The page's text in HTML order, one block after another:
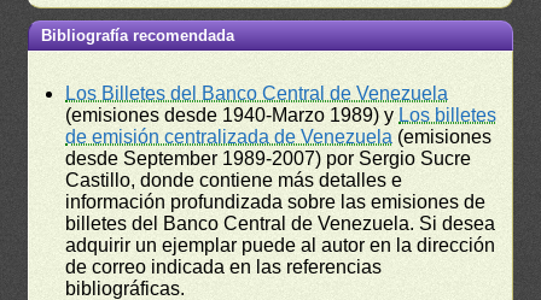
Bibliografía recomendada
Los Billetes del Banco Central de Venezuela
(emisiones desde 1940-Marzo 1989) y Los billetes
de emisión centralizada de Venezuela (emisiones
desde September 1989-2007) por Sergio Sucre
Castillo, donde contiene más detalles e
información profundizada sobre las emisiones de
billetes del Banco Central de Venezuela. Si desea
adquirir un ejemplar puede al autor en la dirección
de correo indicada en las referencias
bibliográficas.